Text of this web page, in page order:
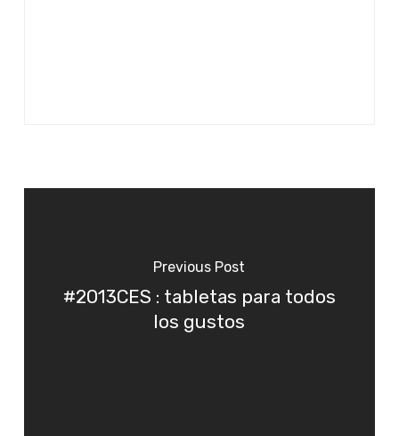
Previous Post
#2013CES : tabletas para todos
los gustos